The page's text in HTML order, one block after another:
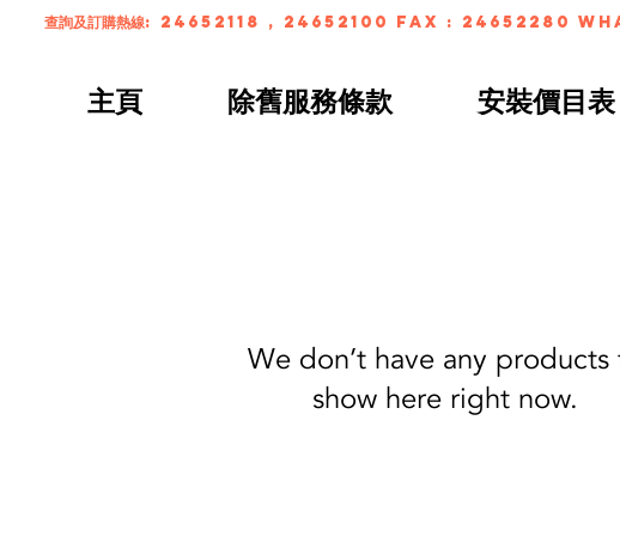
主頁 除舊服務條款 安裝價目表
查詢及訂購熱線: 24652118 , 24652100 FAX : 24652280
We don’t have any products
show here right now.